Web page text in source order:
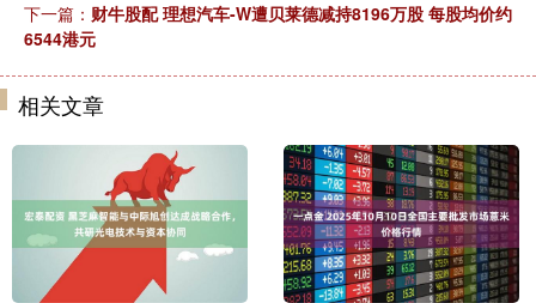
下一篇： 财牛股配 理想汽车-W遭贝莱德减持8196万股 每股均价约
6544港元
相关文章